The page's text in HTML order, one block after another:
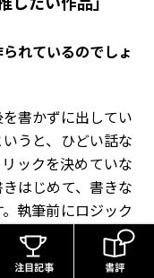
られているのでしょ
書かずに出してい
うと、ひどい話な
ックを決めていな
はじめて、書きな
執筆前にロジック
る時もあるけれど、